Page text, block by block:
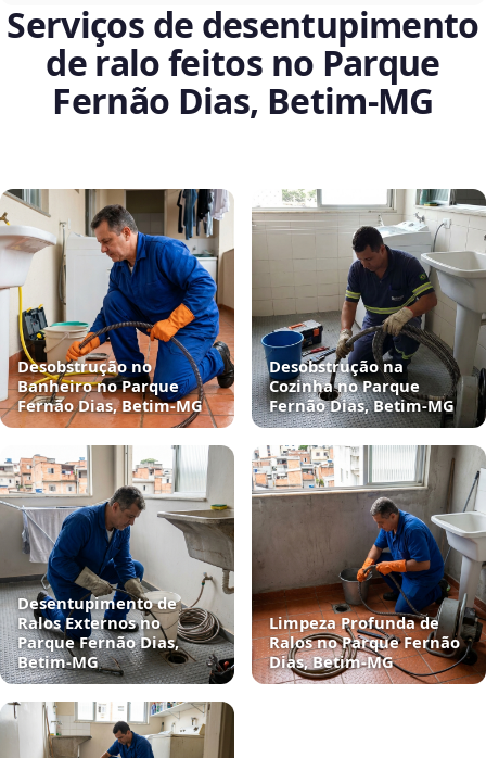
Serviços de desentupimento
de ralo feitos no Parque
Fernão Dias, Betim‑MG
Desobstrução no
Banheiro no Parque
Fernão Dias, Betim‑MG
Desobstrução na
Cozinha no Parque
Fernão Dias, Betim‑MG
Desentupimento de
Ralos Externos no
Parque Fernão Dias,
Betim‑MG
Limpeza Profunda de
Ralos no Parque Fernão
Dias, Betim‑MG